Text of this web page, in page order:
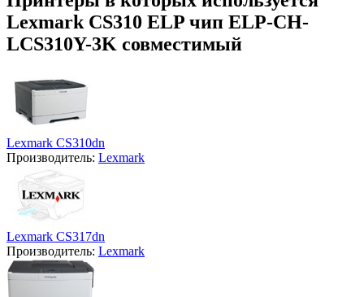
Lexmark CS310 ELP чип ELP-CH-
LCS310Y-3K совместимый
Lexmark CS310dn
Производитель: Lexmark
Lexmark CS317dn
Производитель: Lexmark